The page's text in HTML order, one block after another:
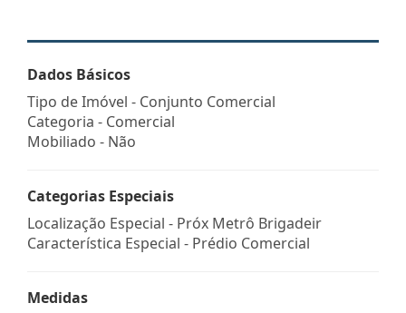
Dados Básicos
Tipo de Imóvel - Conjunto Comercial
Categoria - Comercial
Mobiliado - Não
Categorias Especiais
Localização Especial - Próx Metrô Brigadeir
Característica Especial - Prédio Comercial
Medidas